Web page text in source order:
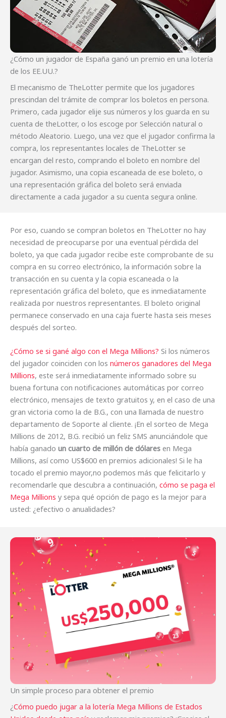
¿Cómo un jugador de España ganó un premio en una lotería
de los EE.UU.?
El mecanismo de TheLotter permite que los jugadores
prescindan del trámite de comprar los boletos en persona.
Primero, cada jugador elije sus números y los guarda en su
cuenta de theLotter, o los escoge por Selección natural o
método Aleatorio. Luego, una vez que el jugador confirma la
compra, los representantes locales de TheLotter se
encargan del resto, comprando el boleto en nombre del
jugador. Asimismo, una copia escaneada de ese boleto, o
una representación gráfica del boleto será enviada
directamente a cada jugador a su cuenta segura online.
Por eso, cuando se compran boletos en TheLotter no hay
necesidad de preocuparse por una eventual pérdida del
boleto, ya que cada jugador recibe este comprobante de su
compra en su correo electrónico, la información sobre la
transacción en su cuenta y la copia escaneada o la
representación gráfica del boleto, que es inmediatamente
realizada por nuestros representantes. El boleto original
permanece conservado en una caja fuerte hasta seis meses
después del sorteo.
¿Cómo se si gané algo con el Mega Millions? Si los números
del jugador coinciden con los números ganadores del Mega
Millions, este será inmediatamente informado sobre su
buena fortuna con notificaciones automáticas por correo
electrónico, mensajes de texto gratuitos y, en el caso de una
gran victoria como la de B.G., con una llamada de nuestro
departamento de Soporte al cliente. ¡En el sorteo de Mega
Millions de 2012, B.G. recibió un feliz SMS anunciándole que
había ganado un cuarto de millón de dólares en Mega
Millions, así como US$600 en premios adicionales! Si le ha
tocado el premio mayor,no podemos más que felicitarlo y
recomendarle que descubra a continuación, cómo se paga el
Mega Millions y sepa qué opción de pago es la mejor para
usted: ¿efectivo o anualidades?
Un simple proceso para obtener el premio
¿Cómo puedo jugar a la lotería Mega Millions de Estados